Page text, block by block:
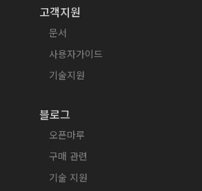
고객지원
문서
사용자가이드
기술지원
블로그
오픈마루
구매 관련
기술 지원